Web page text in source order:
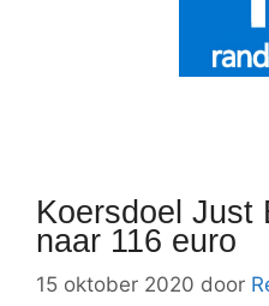
Koersdoel Just
naar 116 euro
15 oktober 2020 door